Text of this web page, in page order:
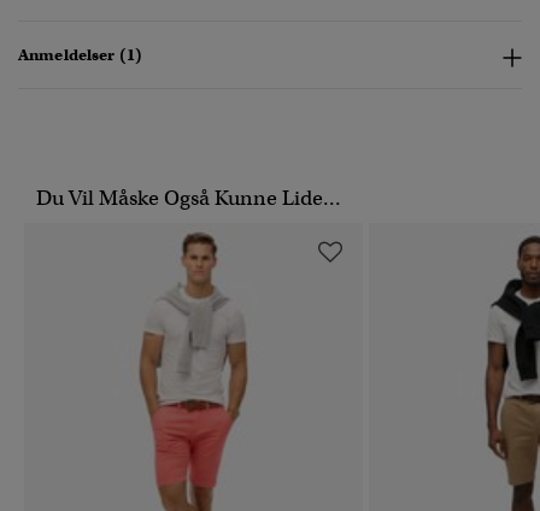
Anmeldelser (1)
Du Vil Måske Også Kunne Lide...